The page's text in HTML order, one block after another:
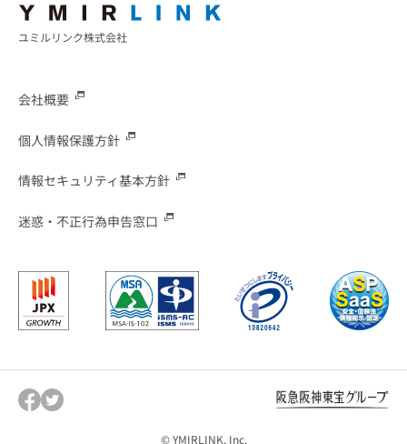
ユミルリンク株式会社
会社概要
個人情報保護方針
情報セキュリティ基本方針
迷惑・不正行為申告窓口
© YMIRLINK, Inc.